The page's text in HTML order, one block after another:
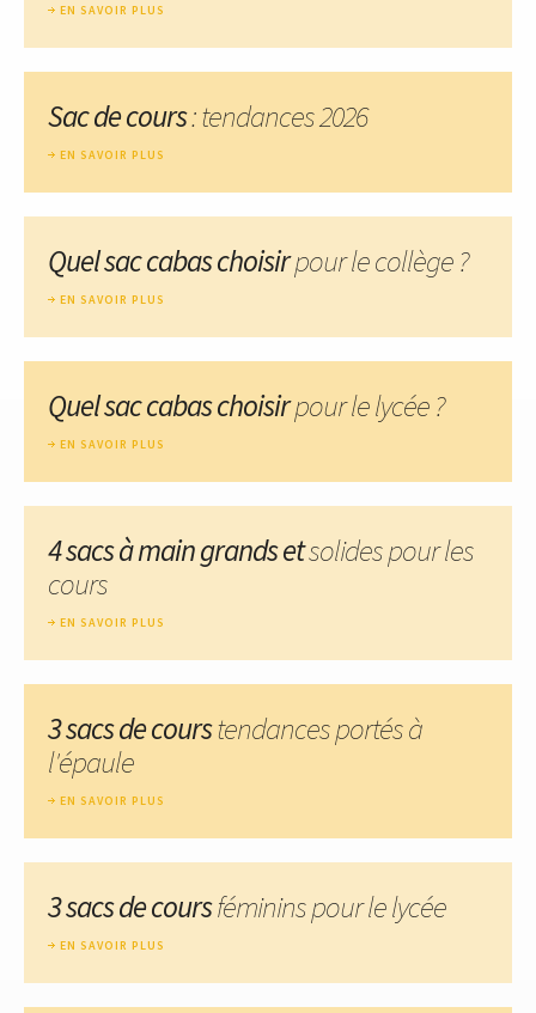
EN SAVOIR PLUS
Sac de cours: tendances 2026
EN SAVOIR PLUS
Quel sac cabas choisirpour le collège ?
EN SAVOIR PLUS
Quel sac cabas choisirpour le lycée ?
EN SAVOIR PLUS
4 sacs à main grands etsolides pour les
cours
EN SAVOIR PLUS
3 sacs de courstendances portés à
l'épaule
EN SAVOIR PLUS
3 sacs de coursféminins pour le lycée
EN SAVOIR PLUS